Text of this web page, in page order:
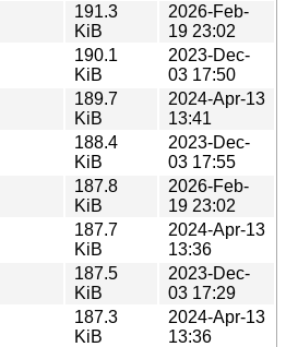
191.3
KiB
2026-Feb-
19 23:02
190.1
KiB
2023-Dec-
03 17:50
189.7
KiB
2024-Apr-13
13:41
188.4
KiB
2023-Dec-
03 17:55
187.8
KiB
2026-Feb-
19 23:02
187.7
KiB
2024-Apr-13
13:36
187.5
KiB
2023-Dec-
03 17:29
187.3
KiB
2024-Apr-13
13:36